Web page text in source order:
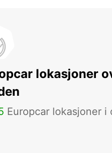
lokasjoner
Europcar lokasjoner i